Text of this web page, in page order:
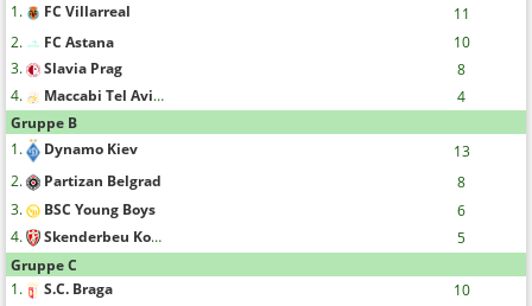
1.
FC Villarreal
11
2.
FC Astana
10
3.
Slavia Prag
8
4.
Maccabi Tel Aviv F.C.
4
Gruppe B
1.
Dynamo Kiev
13
2.
Partizan Belgrad
8
3.
BSC Young Boys
6
4.
Skenderbeu Korce
5
Gruppe C
1.
S.C. Braga
10